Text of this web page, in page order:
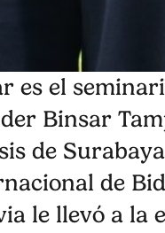
es el
Binsar
de
de
le llevó a la